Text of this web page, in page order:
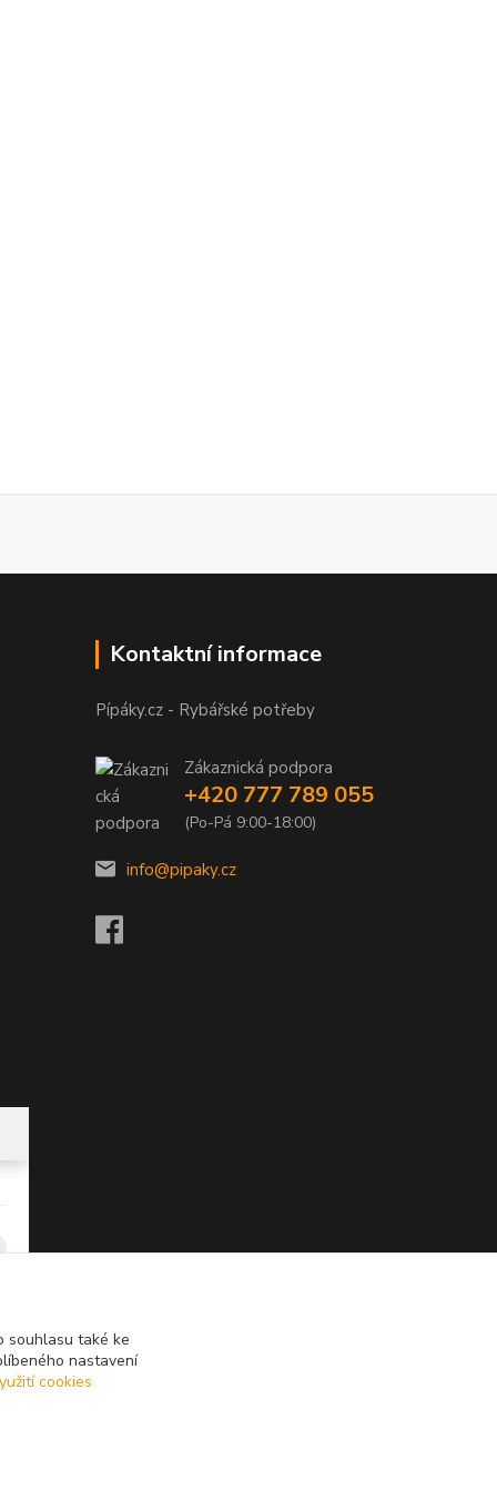
Kontaktní informace
Pípáky.cz - Rybářské potřeby
Zákaznická podpora
+420 777 789 055
(Po-Pá 9:00-18:00)
info@pipaky.cz
souhlasu také ke
nastavení
cookies